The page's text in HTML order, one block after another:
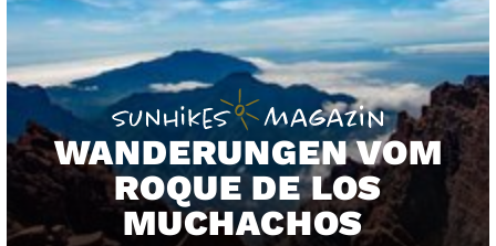
WANDERUNGEN VOM
ROQUE DE LOS
MUCHACHOS